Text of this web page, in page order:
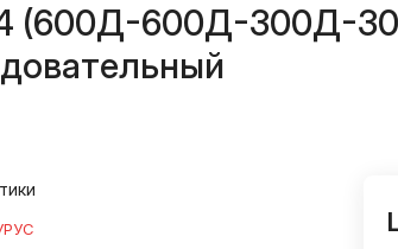
(600Д-600Д-300Д-